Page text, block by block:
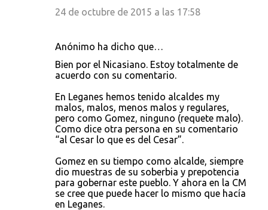
24 de octubre de 2015 a las 17:58
Anónimo ha dicho que…
Bien por el Nicasiano. Estoy totalmente de
acuerdo con su comentario.
En Leganes hemos tenido alcaldes my
malos, malos, menos malos y regulares,
pero como Gomez, ninguno (requete malo).
Como dice otra persona en su comentario
“al Cesar lo que es del Cesar”.
Gomez en su tiempo como alcalde, siempre
dio muestras de su soberbia y prepotencia
para gobernar este pueblo. Y ahora en la CM
se cree que puede hacer lo mismo que hacía
en Leganes.